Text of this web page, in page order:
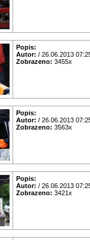
Popis:
Autor: / 26.06.2013
Zobrazeno: 3455x
Popis:
Autor: / 26.06.2013
Zobrazeno: 3563x
Popis:
Autor: / 26.06.2013
Zobrazeno: 3421x